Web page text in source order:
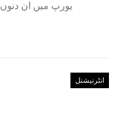
یورپ میں ان
انٹرنیشنل